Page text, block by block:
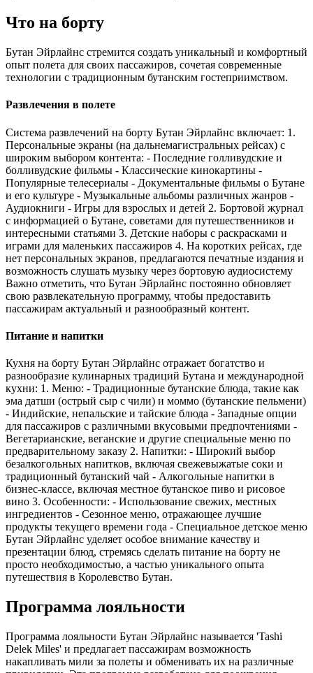
Что на борту
Бутан Эйрлайнс стремится создать уникальный и комфортный
опыт полета для своих пассажиров, сочетая современные
технологии с традиционным бутанским гостеприимством.
Развлечения в полете
Система развлечений на борту Бутан Эйрлайнс включает: 1.
Персональные экраны (на дальнемагистральных рейсах) с
широким выбором контента: - Последние голливудские и
болливудские фильмы - Классические кинокартины -
Популярные телесериалы - Документальные фильмы о Бутане
и его культуре - Музыкальные альбомы различных жанров -
Аудиокниги - Игры для взрослых и детей 2. Бортовой журнал
с информацией о Бутане, советами для путешественников и
интересными статьями 3. Детские наборы с раскрасками и
играми для маленьких пассажиров 4. На коротких рейсах, где
нет персональных экранов, предлагаются печатные издания и
возможность слушать музыку через бортовую аудиосистему
Важно отметить, что Бутан Эйрлайнс постоянно обновляет
свою развлекательную программу, чтобы предоставить
пассажирам актуальный и разнообразный контент.
Питание и напитки
Кухня на борту Бутан Эйрлайнс отражает богатство и
разнообразие кулинарных традиций Бутана и международной
кухни: 1. Меню: - Традиционные бутанские блюда, такие как
эма датши (острый сыр с чили) и моммо (бутанские пельмени)
- Индийские, непальские и тайские блюда - Западные опции
для пассажиров с различными вкусовыми предпочтениями -
Вегетарианские, веганские и другие специальные меню по
предварительному заказу 2. Напитки: - Широкий выбор
безалкогольных напитков, включая свежевыжатые соки и
традиционный бутанский чай - Алкогольные напитки в
бизнес-классе, включая местное бутанское пиво и рисовое
вино 3. Особенности: - Использование свежих, местных
ингредиентов - Сезонное меню, отражающее лучшие
продукты текущего времени года - Специальное детское меню
Бутан Эйрлайнс уделяет особое внимание качеству и
презентации блюд, стремясь сделать питание на борту не
просто необходимостью, а частью уникального опыта
путешествия в Королевство Бутан.
Программа лояльности
Программа лояльности Бутан Эйрлайнс называется 'Tashi
Delek Miles' и предлагает пассажирам возможность
накапливать мили за полеты и обменивать их на различные